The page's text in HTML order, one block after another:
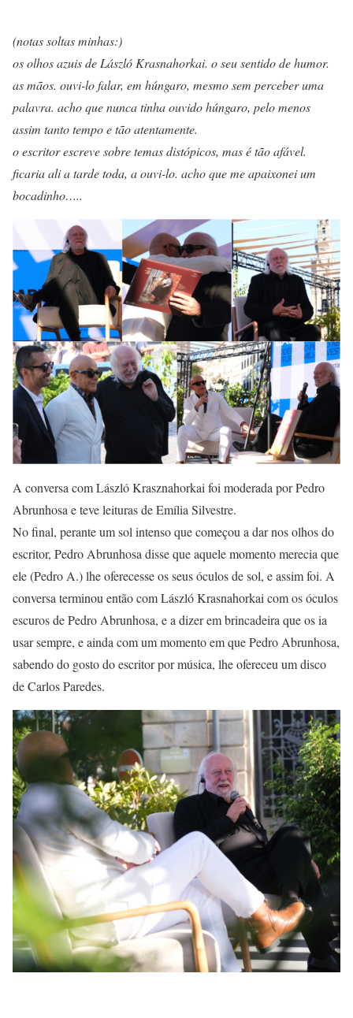
(notas soltas minhas:)
os olhos azuis de László Krasnahorkai. o seu sentido de humor.
as mãos. ouvi-lo falar, em húngaro, mesmo sem perceber uma
palavra. acho que nunca tinha ouvido húngaro, pelo menos
assim tanto tempo e tão atentamente.
o escritor escreve sobre temas distópicos, mas é tão afável.
ficaria ali a tarde toda, a ouvi-lo. acho que me apaixonei um
bocadinho…..
A conversa com László Krasznahorkai foi moderada por Pedro
Abrunhosa e teve leituras de Emília Silvestre.
No final, perante um sol intenso que começou a dar nos olhos do
escritor, Pedro Abrunhosa disse que aquele momento merecia que
ele (Pedro A.) lhe oferecesse os seus óculos de sol, e assim foi. A
conversa terminou então com László Krasnahorkai com os óculos
escuros de Pedro Abrunhosa, e a dizer em brincadeira que os ia
usar sempre, e ainda com um momento em que Pedro Abrunhosa,
sabendo do gosto do escritor por música, lhe ofereceu um disco
de Carlos Paredes.